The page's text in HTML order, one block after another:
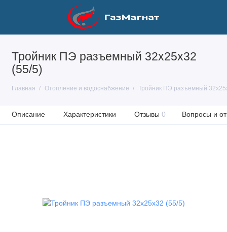
Тройник ПЭ разъемный 32х25х32
(55/5)
Главная Отопление и водоснабжение Тройник ПЭ разъемный
Описание Характеристики Отзывы 0 Вопросы и